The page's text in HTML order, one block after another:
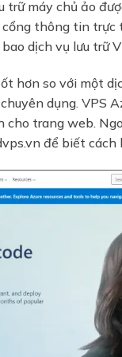
máy chủ ảo
thông tin trực
dịch vụ lưu trữ
hơn so với một
dụng. VPS
trang web.
để biết cách